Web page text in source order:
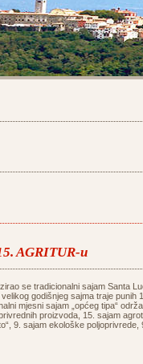
AGRITUR-u
se tradicionalni sajam Santa
godišnjeg sajma traje punih
mjesni sajam „općeg tipa“
proizvoda, 15. sajam
9. sajam ekološke